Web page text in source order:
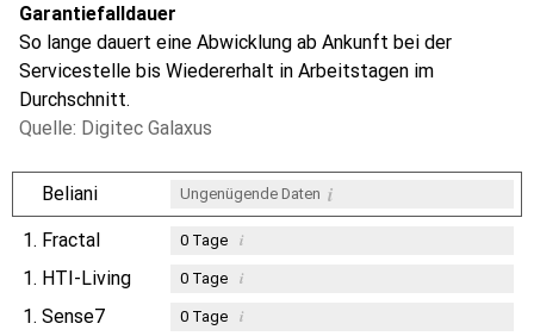
Garantiefalldauer
So lange dauert eine Abwicklung ab Ankunft bei der
Servicestelle bis Wiedererhalt in Arbeitstagen im
Durchschnitt.
Quelle: Digitec Galaxus
Beliani Ungenügende Daten i
1. Fractal 0Tage i
1. HTI-Living 0Tage i
1. Sense7 0Tage i